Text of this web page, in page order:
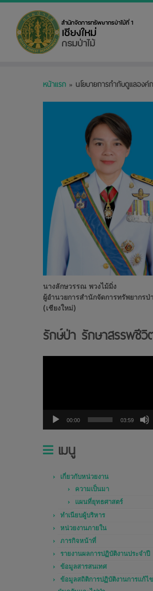
หน้าแรก » นโยบายการกำกับดูแลองค์
นางลักษวรรณ พวงไม้มิ่ง
ผู้อำนวยการสำนักจัดการทรัพยากรป่
(เชียงใหม่)
รักษ์ป่า รักษาสรรพชีวิ
00:00 03:59
เมนู
เกี่ยวกับหน่วยงาน
ความเป็นมา
แผนที่ยุทธศาสตร์
ทำเนียบผู้บริหาร
หน่วยงานภายใน
ภารกิจหน้าที่
รายงานผลการปฏิบัติงานประจำปี
ข้อมูลสารสนเทศ
ข้อมูลสถิติการปฏิบัติงานการแก้ไ